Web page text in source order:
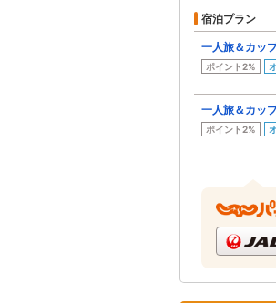
宿泊プラン
一人旅＆カッ
ポイント2%
一人旅＆カッ
ポイント2%